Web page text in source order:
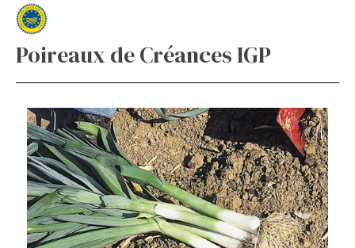
Poireaux de Créances IGP